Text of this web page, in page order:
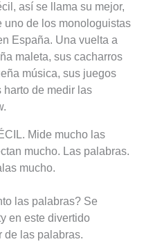
así se llama su mejor,
uno de los monologuistas
España. Una vuelta a
maleta, sus cacharros
música, sus juegos
de medir las
Mide mucho las
mucho. Las palabras.
mucho.
las palabras? Se
en este divertido
de las palabras.